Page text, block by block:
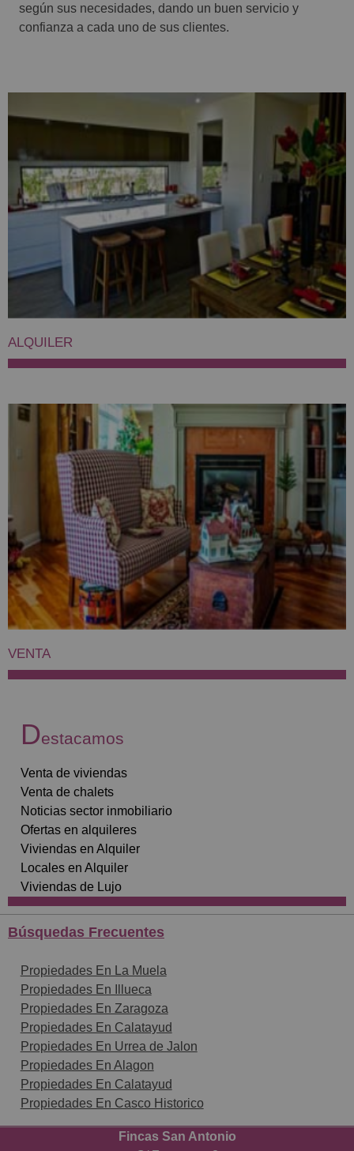
según sus necesidades, dando un buen servicio y
confianza a cada uno de sus clientes.
ALQUILER
VENTA
Destacamos
Venta de viviendas
Venta de chalets
Noticias sector inmobiliario
Ofertas en alquileres
Viviendas en Alquiler
Locales en Alquiler
Viviendas de Lujo
Búsquedas Frecuentes
Propiedades En La Muela
Propiedades En Illueca
Propiedades En Zaragoza
Propiedades En Calatayud
Propiedades En Urrea de Jalon
Propiedades En Alagon
Propiedades En Calatayud
Propiedades En Casco Historico
Fincas San Antonio